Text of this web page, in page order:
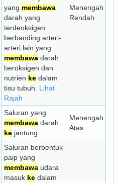
yang membawa
darah yang
terdeoksigen
berbanding arteri-
arteri lain yang
membawa darah
beroksigen dan
nutrien ke dalam
tisu tubuh. Lihat
Rajah
Menengah
Rendah
Saluran yang
membawa darah
ke jantung.
Menengah
Atas
Saluran berbentuk
paip yang
membawa udara
masuk ke dalam